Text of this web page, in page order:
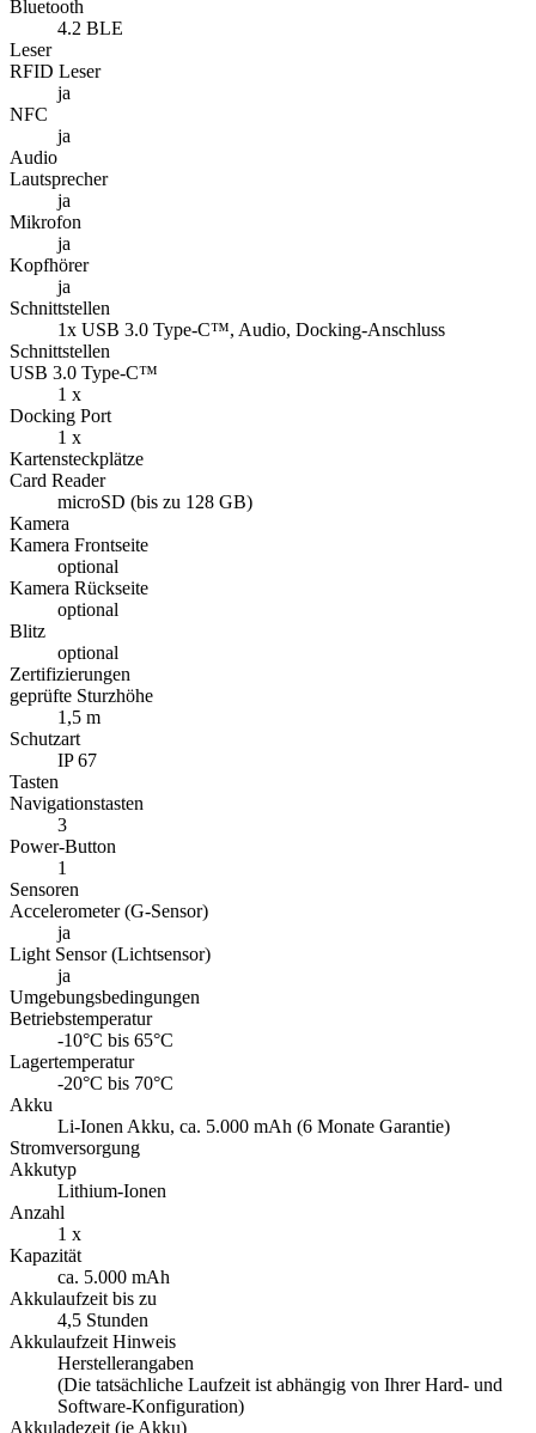
Bluetooth
4.2 BLE
Leser
RFID Leser
ja
NFC
ja
Audio
Lautsprecher
ja
Mikrofon
ja
Kopfhörer
ja
Schnittstellen
1x USB 3.0 Type-C™, Audio, Docking-Anschluss
Schnittstellen
USB 3.0 Type-C™
1 x
Docking Port
1 x
Kartensteckplätze
Card Reader
microSD (bis zu 128 GB)
Kamera
Kamera Frontseite
optional
Kamera Rückseite
optional
Blitz
optional
Zertifizierungen
geprüfte Sturzhöhe
1,5 m
Schutzart
IP 67
Tasten
Navigationstasten
3
Power-Button
1
Sensoren
Accelerometer (G-Sensor)
ja
Light Sensor (Lichtsensor)
ja
Umgebungsbedingungen
Betriebstemperatur
-10°C bis 65°C
Lagertemperatur
-20°C bis 70°C
Akku
Li-Ionen Akku, ca. 5.000 mAh (6 Monate Garantie)
Stromversorgung
Akkutyp
Lithium-Ionen
Anzahl
1 x
Kapazität
ca. 5.000 mAh
Akkulaufzeit bis zu
4,5 Stunden
Akkulaufzeit Hinweis
Herstellerangaben
(Die tatsächliche Laufzeit ist abhängig von Ihrer Hard- und
Software-Konfiguration)
Akkuladezeit (je Akku)